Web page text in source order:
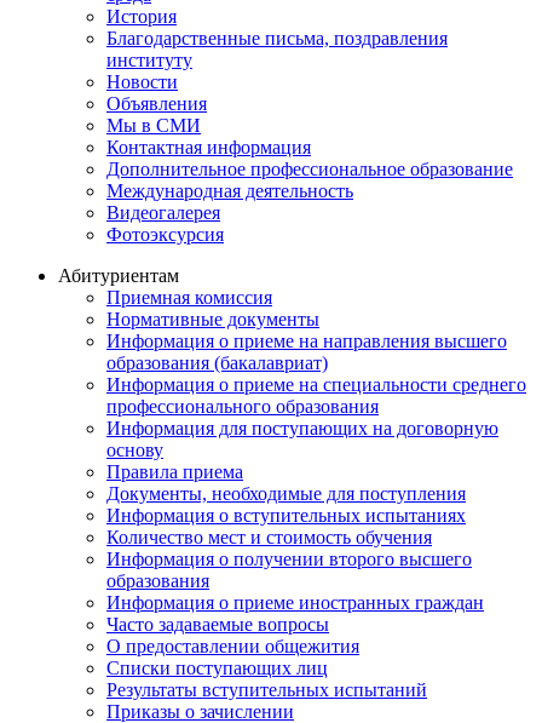
История
Благодарственные письма, поздравления
институту
Новости
Объявления
Мы в СМИ
Контактная информация
Дополнительное профессиональное образование
Международная деятельность
Видеогалерея
Фотоэксурсия
Абитуриентам
Приемная комиссия
Нормативные документы
Информация о приеме на направления высшего
образования (бакалавриат)
Информация о приеме на специальности среднего
профессионального образования
Информация для поступающих на договорную
основу
Правила приема
Документы, необходимые для поступления
Информация о вступительных испытаниях
Количество мест и стоимость обучения
Информация о получении второго высшего
образования
Информация о приеме иностранных граждан
Часто задаваемые вопросы
О предоставлении общежития
Списки поступающих лиц
Результаты вступительных испытаний
Приказы о зачислении